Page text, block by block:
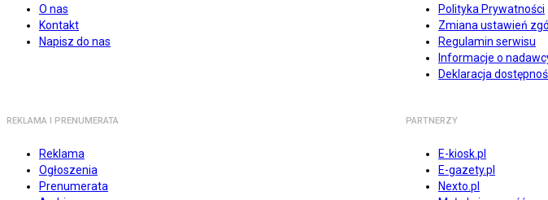
O nas
Kontakt
Napisz do nas
Polityka Prywatności
Zmiana ustawień
Regulamin serwisu
Informacje o
Deklaracja
REKLAMA I PRENUMERATA
Reklama
Ogłoszenia
Prenumerata
PARTNERZY
E-kiosk.pl
E-gazety.pl
Nexto.pl